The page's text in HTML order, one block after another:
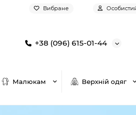
Вибране
+38 (096) 615-01-44
Малюкам Верхній одяг